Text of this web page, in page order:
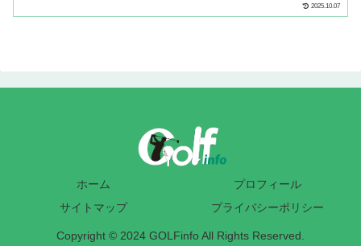
2025.10.07
ホーム
プロフィール
サイトマップ
プライバシーポリシー
Copyright © 2024 GOLFinfo All Rights Reserved.